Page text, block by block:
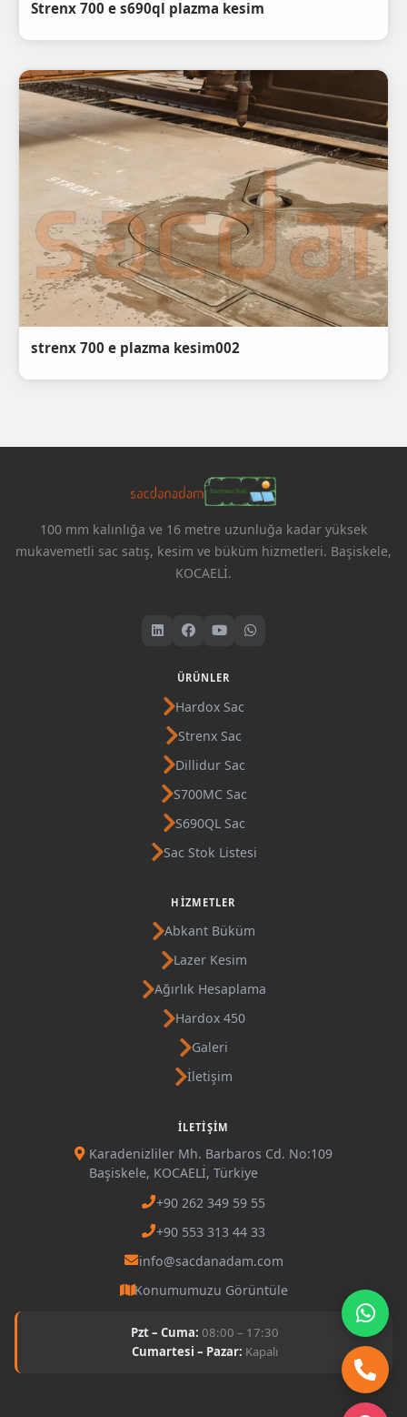
Strenx 700 e s690ql plazma kesim
strenx 700 e plazma kesim002
100 mm kalınlığa ve 16 metre uzunluğa kadar yüksek
mukavemetli sac satış, kesim ve büküm hizmetleri. Başiskele,
KOCAELİ.
ÜRÜNLER
Hardox Sac
Strenx Sac
Dillidur Sac
S700MC Sac
S690QL Sac
Sac Stok Listesi
HIZMETLER
Abkant Büküm
Lazer Kesim
Ağırlık Hesaplama
Hardox 450
Galeri
İletişim
İLETIŞIM
Karadenizliler Mh. Barbaros Cd. No:109
Başiskele, KOCAELİ, Türkiye
+90 262 349 59 55
+90 553 313 44 33
info@sacdanadam.com
Konumumuzu Görüntüle
Pzt – Cuma: 08:00 – 17:30
Cumartesi – Pazar: Kapalı